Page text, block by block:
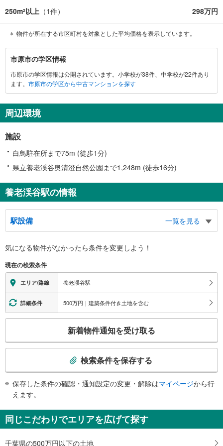
250m2以上 （1件） 298万円
物件が所在する市区町村を対象とした平均価格を表示しています。
市
原
市
に
す
る
情
報
市原市の学区情報
市原市の学区情報は公開されています。小学校が38件、中学校が22件あり
ます。 市原市の学区から中古マンションを探す
周辺環境
施設
白鳥駐在所まで75m (徒歩1分)
県立養老渓谷奥清澄自然公園まで1,248m (徒歩16分)
養老渓谷駅の情報
駅設備
一覧を見る
※段差なしでの移動経路
地上⇔改札⇔ホーム：○
気になる物件がなかったら条件を変更しよう！
現在の検索条件
エリア/路線 養老渓谷駅
詳細条件 500万円｜建築条件付き土地を含む
検
知
を
け
新着物件通知を受け取る
検索条件を保存する
保存した条件の確認・通知設定の変更・解除はマイページから行
えます。
同じこだわりでエリアを広げて探す
千葉県の500万円以下の土地